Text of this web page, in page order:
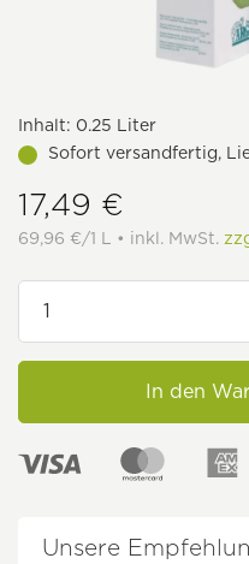
Inhalt: 0.25 Liter
Sofort versandfertig,
17,49 €
69,96 €/1 L • inkl. MwSt.
In den
Unsere